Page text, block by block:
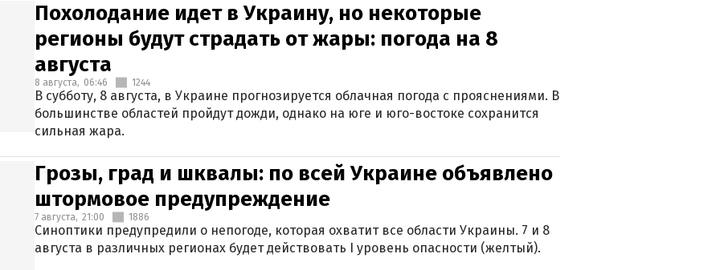
Похолодание идет в Украину, но некоторые
регионы будут страдать от жары: погода на 8
августа
8 августа, 06:46 1244
В субботу, 8 августа, в Украине прогнозируется облачная погода с прояснениями. В
большинстве областей пройдут дожди, однако на юге и юго-востоке сохранится
сильная жара.
Грозы, град и шквалы: по всей Украине объявлено
штормовое предупреждение
7 августа, 21:00 1886
Синоптики предупредили о непогоде, которая охватит все области Украины. 7 и 8
августа в различных регионах будет действовать I уровень опасности (желтый).